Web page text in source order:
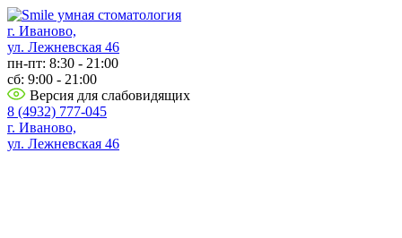
г. Иваново,
ул. Лежневская 46
пн-пт: 8:30 - 21:00
сб: 9:00 - 21:00
Версия для слабовидящих
8 (4932) 777-045
г. Иваново,
ул. Лежневская 46